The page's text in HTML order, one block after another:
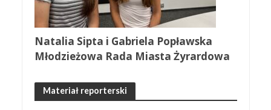
Natalia Sipta i Gabriela Popławska
Młodzieżowa Rada Miasta Żyrardowa
Materiał reporterski